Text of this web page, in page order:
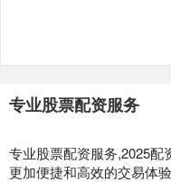
专业股票配资服务
专业股票配资服务,2025配
更加便捷和高效的交易体验